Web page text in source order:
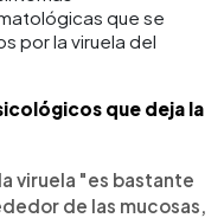
que se
por la viruela del
que deja la
viruela "es bastante
de las mucosas,